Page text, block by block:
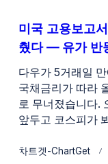
미국 고용보고
췄다 — 유가 반
다우가 5거래일
국채금리가 따라
로 무너졌습니다.
앞두고 코스피가
차트겟-ChartGet